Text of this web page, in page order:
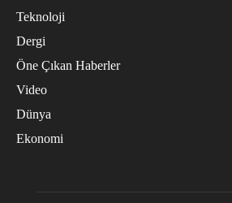
Teknoloji
Dergi
Öne Çıkan Haberler
Video
Dünya
Ekonomi